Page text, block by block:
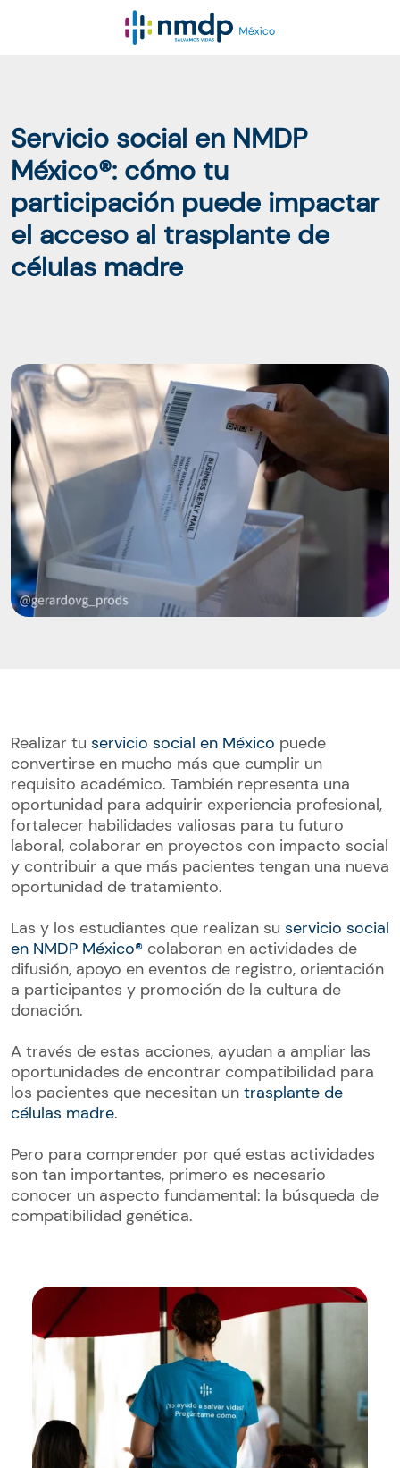
Servicio social en NMDP
México®: cómo tu
participación puede impactar
el acceso al trasplante de
células madre
Realizar tu servicio social en México puede
convertirse en mucho más que cumplir un
requisito académico. También representa una
oportunidad para adquirir experiencia profesional,
fortalecer habilidades valiosas para tu futuro
laboral, colaborar en proyectos con impacto social
y contribuir a que más pacientes tengan una nueva
oportunidad de tratamiento.
Las y los estudiantes que realizan su servicio social
en NMDP México® colaboran en actividades de
difusión, apoyo en eventos de registro, orientación
a participantes y promoción de la cultura de
donación.
A través de estas acciones, ayudan a ampliar las
oportunidades de encontrar compatibilidad para
los pacientes que necesitan un trasplante de
células madre.
Pero para comprender por qué estas actividades
son tan importantes, primero es necesario
conocer un aspecto fundamental: la búsqueda de
compatibilidad genética.